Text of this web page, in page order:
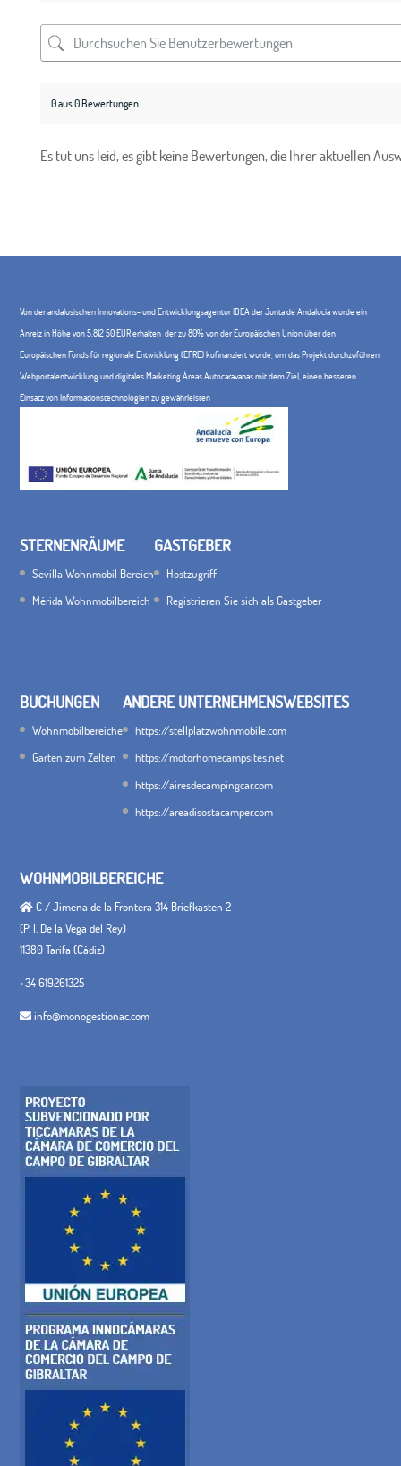
0 aus 0 Bewertungen
Es tut uns leid, es gibt keine Bewertungen, die Ihrer aktuellen
Von der andalusischen Innovations- und Entwicklungsagentur IDEA der Junta de Andalucía wurde ein
Anreiz in Höhe von 5.812,50 EUR erhalten, der zu 80% von der Europäischen Union über den
Europäischen Fonds für regionale Entwicklung (EFRE) kofinanziert wurde, um das Projekt durchzuführen
Webportalentwicklung und digitales Marketing Áreas Autocaravanas mit dem Ziel, einen besseren
Einsatz von Informationstechnologien zu gewährleisten
STERNENRÄUME
Sevilla Wohnmobil Bereich
Mérida Wohnmobilbereich
GASTGEBER
Hostzugriff
Registrieren Sie sich als Gastgeber
BUCHUNGEN
Wohnmobilbereiche
Gärten zum Zelten
ANDERE UNTERNEHMENSWEBSITES
https://stellplatzwohnmobile.com
https://motorhomecampsites.net
https://airesdecampingcar.com
https://areadisostacamper.com
WOHNMOBILBEREICHE
C / Jimena de la Frontera 314 Briefkasten 2
(P. I. De la Vega del Rey)
11380 Tarifa (Cádiz)
+34 619261325
info@monogestionac.com